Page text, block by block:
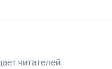
читателей